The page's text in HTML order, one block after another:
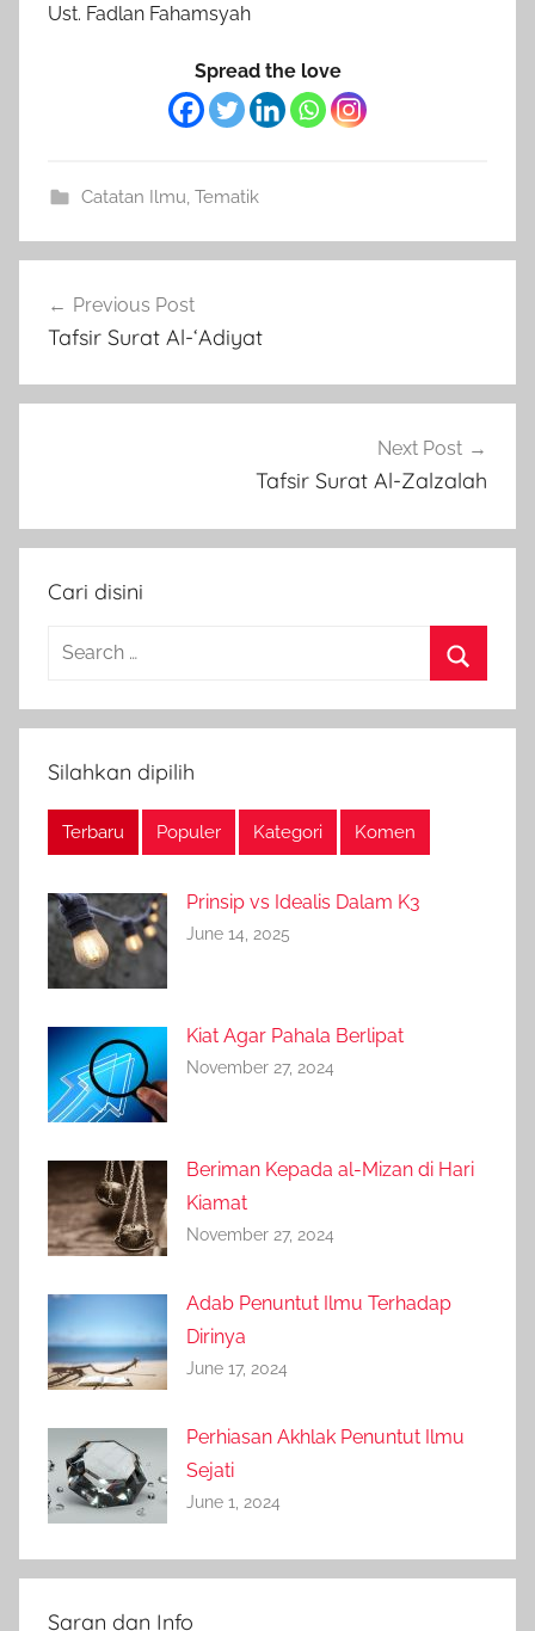
Ust. Fadlan Fahamsyah
Spread the love
Catatan Ilmu, Tematik
navigation
Previous Post
Tafsir Surat Al-‘Adiyat
Next Post
Tafsir Surat Al-Zalzalah
Cari disini
Search
Silahkan dipilih
Terbaru Populer Kategori Komen
Prinsip vs Idealis Dalam K3
June 14, 2025
Kiat Agar Pahala Berlipat
November 27, 2024
Beriman Kepada al-Mizan di Hari
Kiamat
November 27, 2024
Adab Penuntut Ilmu Terhadap
Dirinya
June 17, 2024
Perhiasan Akhlak Penuntut Ilmu
Sejati
June 1, 2024
Saran dan Info